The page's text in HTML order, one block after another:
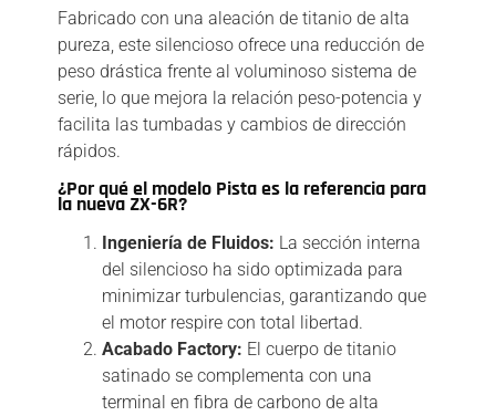
Fabricado con una aleación de titanio de alta
pureza, este silencioso ofrece una reducción de
peso drástica frente al voluminoso sistema de
serie, lo que mejora la relación peso-potencia y
facilita las tumbadas y cambios de dirección
rápidos.
¿Por qué el modelo Pista es la referencia para
la nueva ZX-6R?
Ingeniería de Fluidos: La sección interna
del silencioso ha sido optimizada para
minimizar turbulencias, garantizando que
el motor respire con total libertad.
Acabado Factory: El cuerpo de titanio
satinado se complementa con una
terminal en fibra de carbono de alta